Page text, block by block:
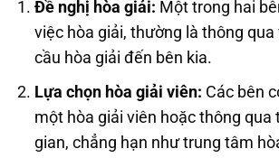
Đề nghị hòa giải: Một trong hai
việc hòa giải, thường là thông
cầu hòa giải đến bên kia.
Lựa chọn hòa giải viên: Các bên
một hòa giải viên hoặc thông qua
gian, chẳng hạn như trung tâm